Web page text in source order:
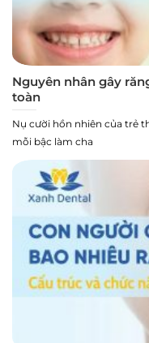
Nguyên nhân gây
toàn
Nụ cười hồn nhiên của trẻ
mỗi bậc làm cha